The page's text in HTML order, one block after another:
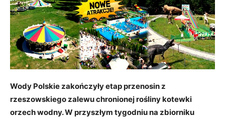
Wody Polskie zakończyły etap przenosin z
rzeszowskiego zalewu chronionej rośliny kotewki
orzech wodny. W przyszłym tygodniu na zbiorniku